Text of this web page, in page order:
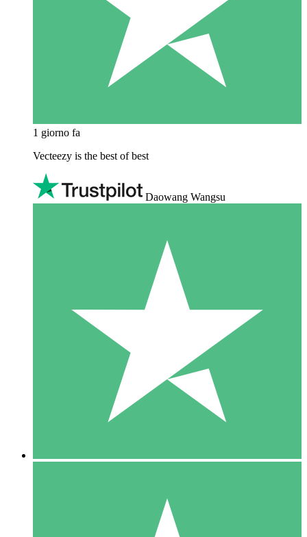
1 giorno fa
Vecteezy is the best of best
Daowang Wangsu